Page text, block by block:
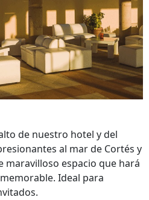
de nuestro hotel y del
al mar de Cortés y
maravilloso espacio que hará
Ideal para